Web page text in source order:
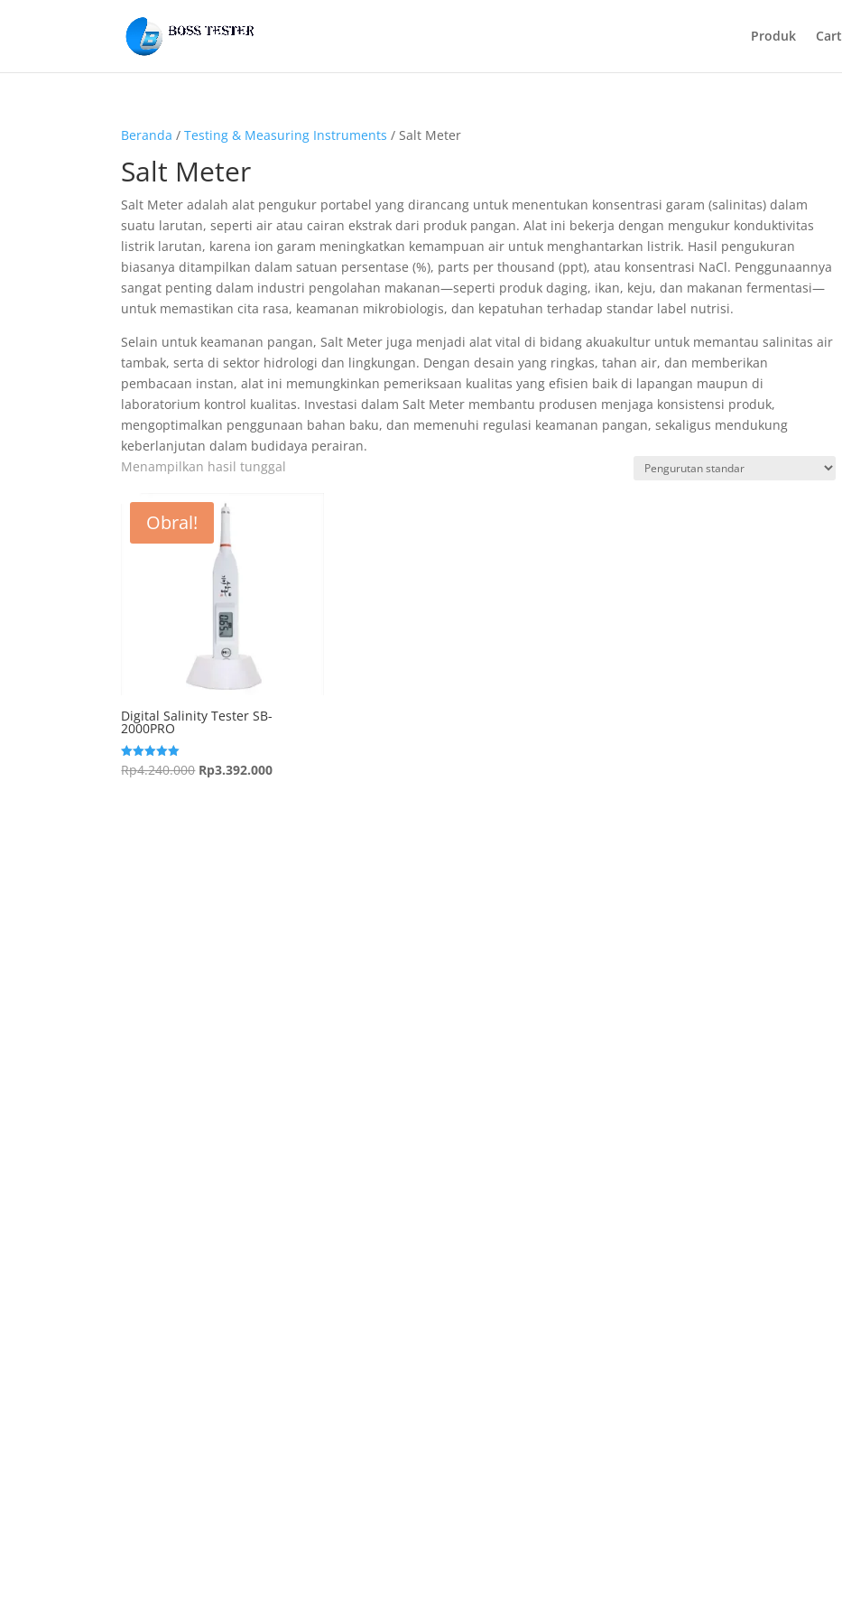
Produk Cart
Beranda /Testing & Measuring Instruments / Salt Meter
Salt Meter
Salt Meter adalah alat pengukur portabel yang dirancang untuk menentukan konsentrasi garam (salinitas) dalam
suatu larutan, seperti air atau cairan ekstrak dari produk pangan. Alat ini bekerja dengan mengukur konduktivitas
listrik larutan, karena ion garam meningkatkan kemampuan air untuk menghantarkan listrik. Hasil pengukuran
biasanya ditampilkan dalam satuan persentase (%), parts per thousand (ppt), atau konsentrasi NaCl. Penggunaannya
sangat penting dalam industri pengolahan makanan—seperti produk daging, ikan, keju, dan makanan fermentasi—
untuk memastikan cita rasa, keamanan mikrobiologis, dan kepatuhan terhadap standar label nutrisi.
Selain untuk keamanan pangan, Salt Meter juga menjadi alat vital di bidang akuakultur untuk memantau salinitas air
tambak, serta di sektor hidrologi dan lingkungan. Dengan desain yang ringkas, tahan air, dan memberikan
pembacaan instan, alat ini memungkinkan pemeriksaan kualitas yang efisien baik di lapangan maupun di
laboratorium kontrol kualitas. Investasi dalam Salt Meter membantu produsen menjaga konsistensi produk,
mengoptimalkan penggunaan bahan baku, dan memenuhi regulasi keamanan pangan, sekaligus mendukung
keberlanjutan dalam budidaya perairan.
Menampilkan hasil tunggal
Obral!
Digital Salinity Tester SB-
2000PRO
Dinilai
5.00
Rp4.240.000 Harga
Rp3.392.000Harga